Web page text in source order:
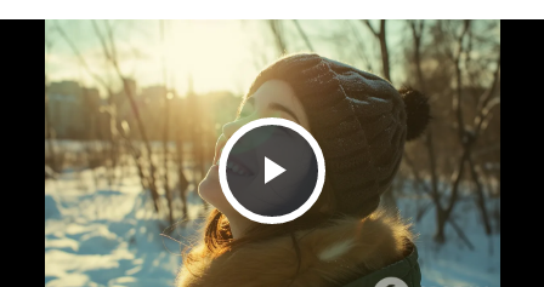
Play Video